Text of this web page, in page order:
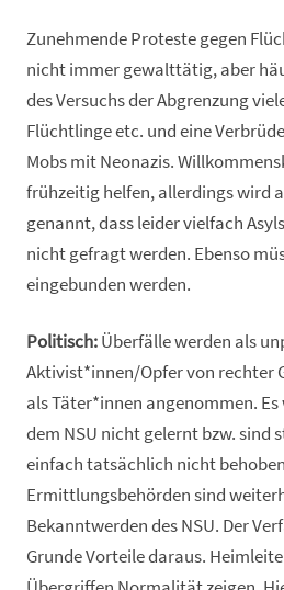
Zunehmende Proteste gegen
nicht immer gewalttätig, aber
des Versuchs der Abgrenzung
Flüchtlinge etc. und eine
Mobs mit Neonazis.
frühzeitig helfen, allerdings wird
genannt, dass leider vielfach
nicht gefragt werden. Ebenso
eingebunden werden.
Politisch:Überfälle werden als
Aktivist*innen/Opfer von rechter
als Täter*innen angenommen.
dem NSU nicht gelernt bzw. sind
einfach tatsächlich nicht
Ermittlungsbehörden sind
Bekanntwerden des NSU. Der
Grunde Vorteile daraus.